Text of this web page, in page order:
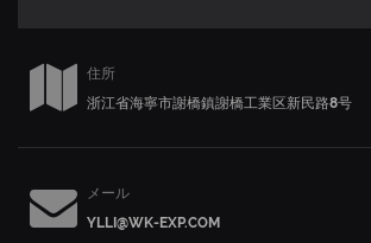
住所
浙江省海寧市謝橋鎮謝橋工業区新民路8号
メール
YLLI@WK-EXP.COM